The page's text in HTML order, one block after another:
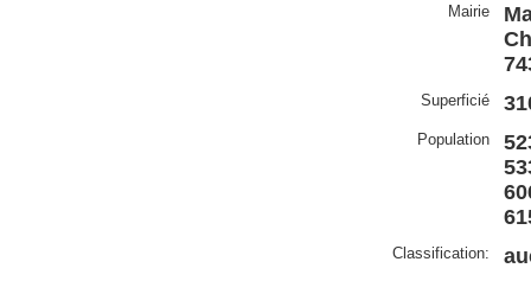
Mairie
Superficié
Population
Classification: